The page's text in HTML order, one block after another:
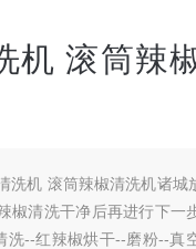
机 滚筒辣
洗机 滚筒辣椒清洗机诸
椒清洗干净后再进行下一
洗--红辣椒烘干--磨粉--真